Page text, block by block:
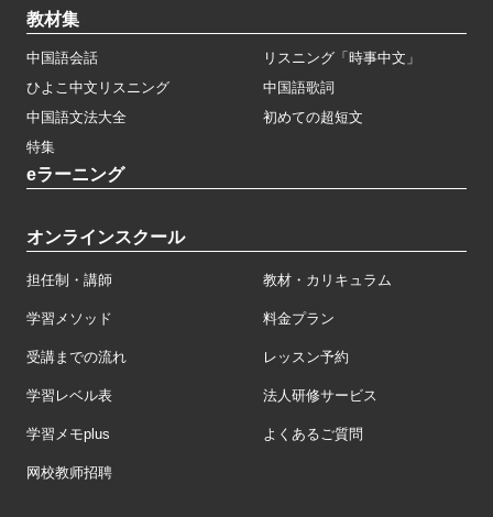
教材集
中国語会話
リスニング「時事中文」
ひよこ中文リスニング
中国語歌詞
中国語文法大全
初めての超短文
特集
eラーニング
オンラインスクール
担任制・講師 教材・カリキュラム
学習メソッド 料金プラン
受講までの流れ レッスン予約
学習レベル表 法人研修サービス
学習メモplus よくあるご質問
网校教师招聘